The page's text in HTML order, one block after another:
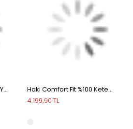
Haki %100 Keten Düğmeli Yaka Comfort Fit Gömlek
Haki Comfort Fit %100 Keten Gömlek
4.199,90 TL